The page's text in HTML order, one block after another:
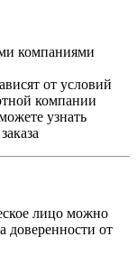
компаниями
от условий
компании
узнать
лицо можно
доверенности от